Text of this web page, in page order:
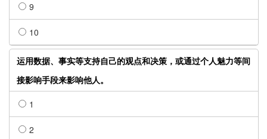
9
10
运用数据、事实等支持自己的观点和决策，或通过个人魅力等间
接影响手段来影响他人。
1
2